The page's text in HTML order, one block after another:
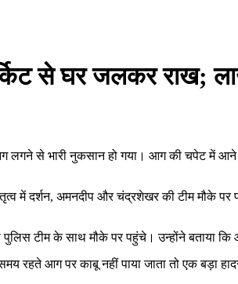
से घर जलकर राख;
लगने से भारी नुकसान हो गया। आग की चपेट में
में दर्शन, अमनदीप और चंद्रशेखर की टीम मौके
भी पुलिस टीम के साथ मौके पर पहुंचे। उन्होंने
आग पर काबू नहीं पाया जाता तो एक बड़ा